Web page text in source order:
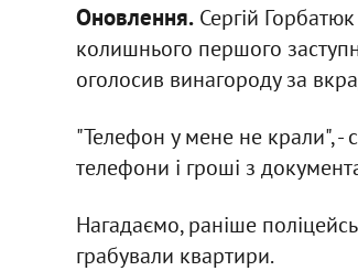
Оновлення.Сергій
колишнього першого
оголосив винагороду за
"Телефон у мене не крали", -
телефони і гроші з
Нагадаємо, раніше
грабували квартири.